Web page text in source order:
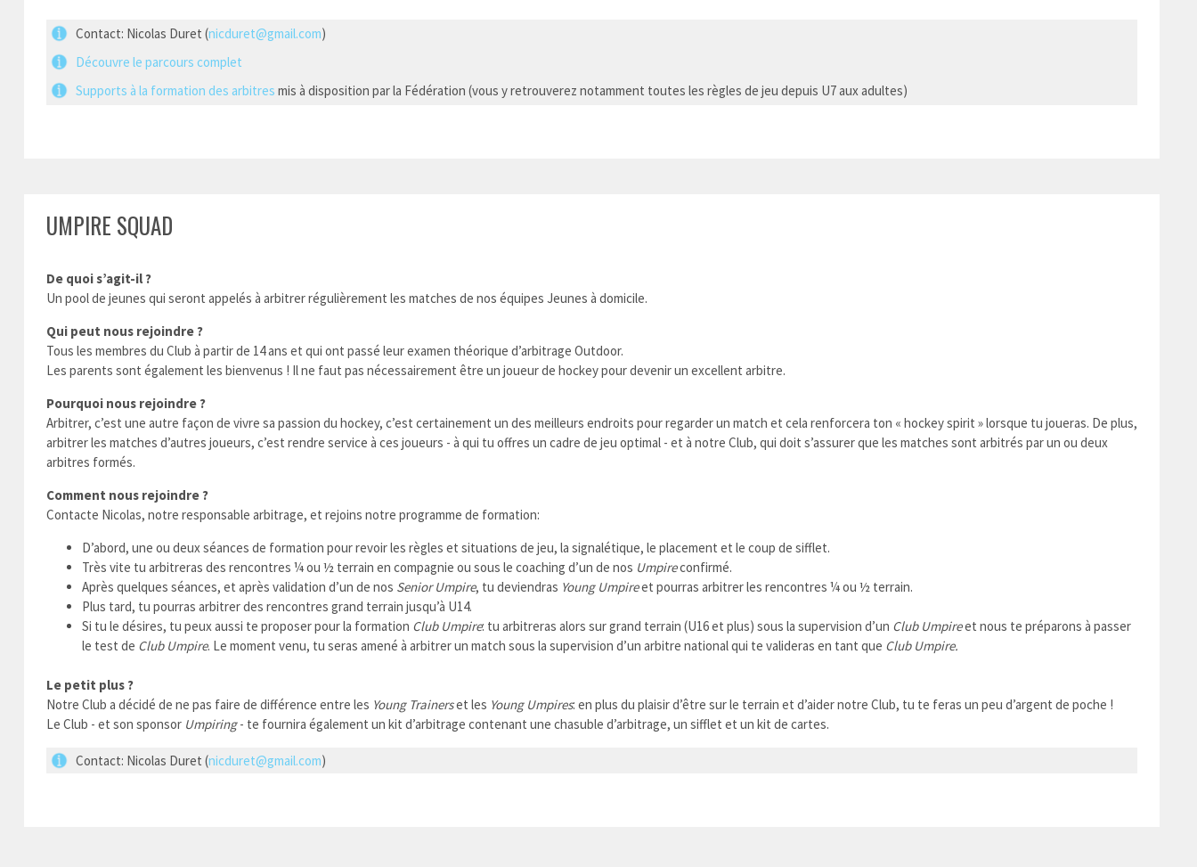
Contact: Nicolas Duret (nicduret@gmail.com)
Découvre le parcours complet
Supports à la formation des arbitres mis à disposition par la Fédération (vous y retrouverez notamment toutes les règles de jeu depuis U7 aux adultes)
UMPIRE SQUAD
De quoi s’agit-il ?
Un pool de jeunes qui seront appelés à arbitrer régulièrement les matches de nos équipes Jeunes à domicile.
Qui peut nous rejoindre ?
Tous les membres du Club à partir de 14 ans et qui ont passé leur examen théorique d’arbitrage Outdoor.
Les parents sont également les bienvenus ! Il ne faut pas nécessairement être un joueur de hockey pour devenir un excellent arbitre.
Pourquoi nous rejoindre ?
Arbitrer, c’est une autre façon de vivre sa passion du hockey, c’est certainement un des meilleurs endroits pour regarder un match et cela renforcera ton « hockey spirit » lorsque tu joueras. De plus,
arbitrer les matches d’autres joueurs, c’est rendre service à ces joueurs - à qui tu offres un cadre de jeu optimal - et à notre Club, qui doit s’assurer que les matches sont arbitrés par un ou deux
arbitres formés.
Comment nous rejoindre ?
Contacte Nicolas, notre responsable arbitrage, et rejoins notre programme de formation:
D’abord, une ou deux séances de formation pour revoir les règles et situations de jeu, la signalétique, le placement et le coup de sifflet.
Très vite tu arbitreras des rencontres ¼ ou ½ terrain en compagnie ou sous le coaching d’un de nos Umpireconfirmé.
Après quelques séances, et après validation d’un de nos Senior Umpire, tu deviendras Young Umpireet pourras arbitrer les rencontres ¼ ou ½ terrain.
Plus tard, tu pourras arbitrer des rencontres grand terrain jusqu’à U14.
Si tu le désires, tu peux aussi te proposer pour la formation Club Umpire: tu arbitreras alors sur grand terrain (U16 et plus) sous la supervision d’un Club Umpireet nous te préparons à passer
le test de Club Umpire. Le moment venu, tu seras amené à arbitrer un match sous la supervision d’un arbitre national qui te valideras en tant que Club Umpire.
Le petit plus ?
Notre Club a décidé de ne pas faire de différence entre les Young Trainerset les Young Umpires: en plus du plaisir d’être sur le terrain et d’aider notre Club, tu te feras un peu d’argent de poche !
Le Club - et son sponsor Umpiring- te fournira également un kit d’arbitrage contenant une chasuble d’arbitrage, un sifflet et un kit de cartes.
Contact: Nicolas Duret (nicduret@gmail.com)